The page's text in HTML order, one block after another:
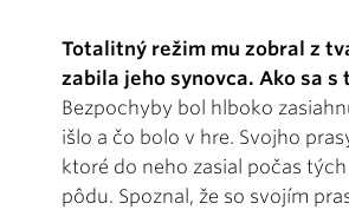
Totalitný režim mu zobral z
zabila jeho synovca. Ako sa s
Bezpochyby bol hlboko
išlo a čo bolo v hre. Svojho
ktoré do neho zasial počas
pôdu. Spoznal, že so svojím